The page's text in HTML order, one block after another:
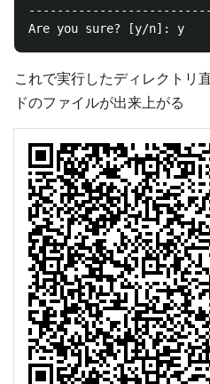
これで実行したディレクトリ
ドのファイルが出来上がる